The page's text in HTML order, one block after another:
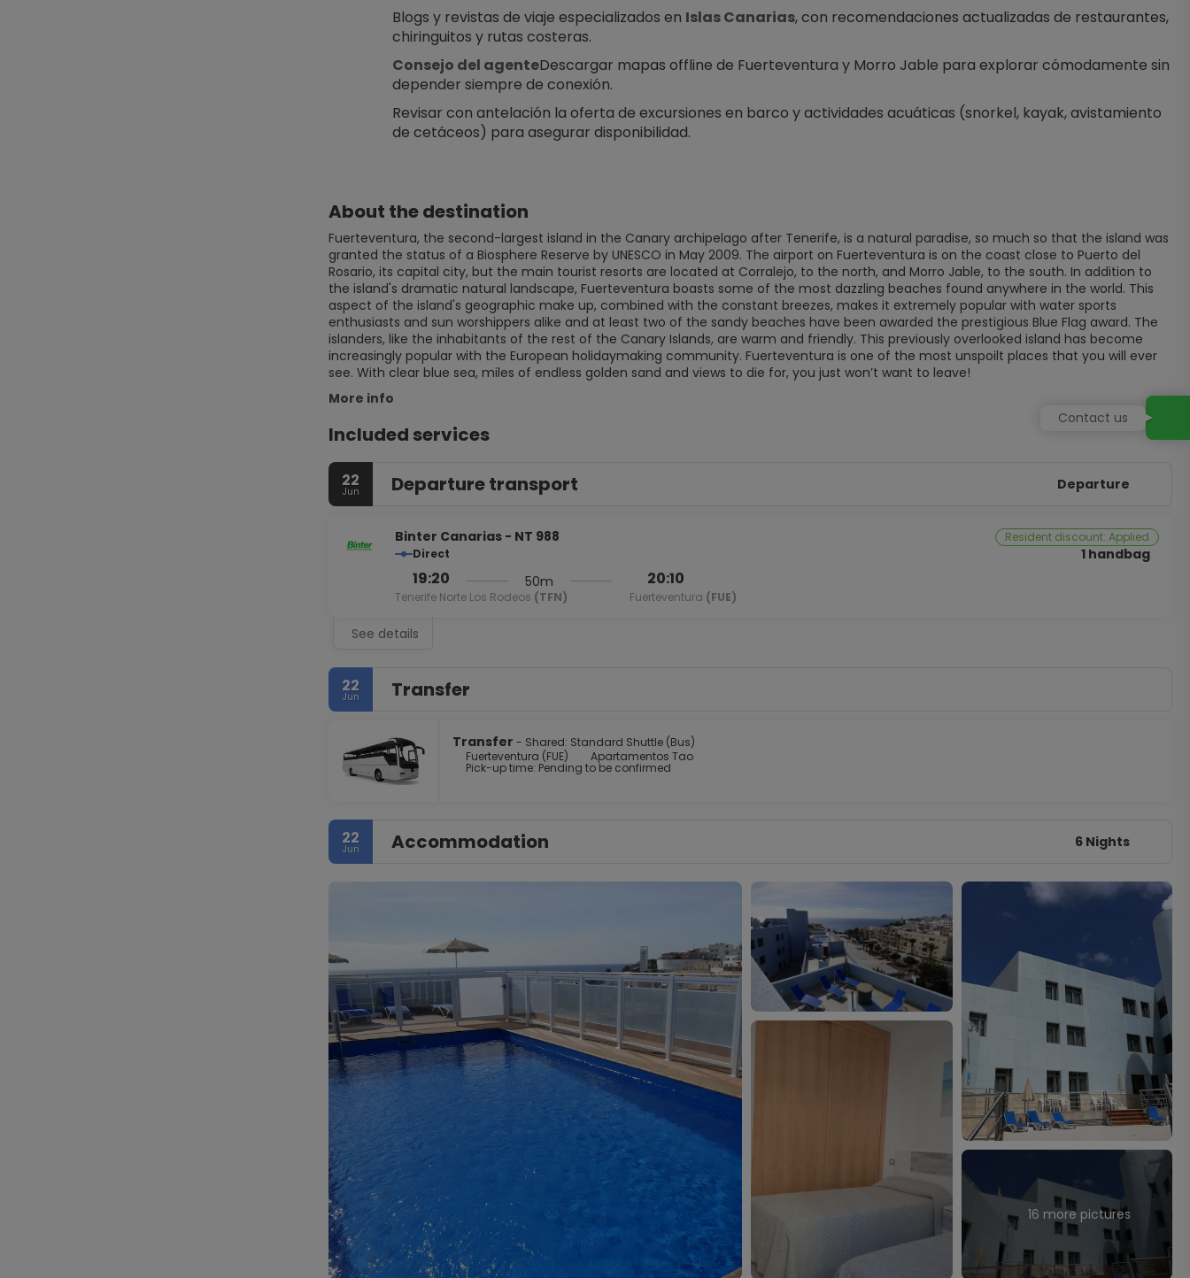
Blogs y revistas de viaje especializados en Islas Canarias, con recomendaciones actualizadas de restaurantes,
chiringuitos y rutas costeras.
Consejo del agenteDescargar mapas offline de Fuerteventura y Morro Jable para explorar cómodamente sin
depender siempre de conexión.
Revisar con antelación la oferta de excursiones en barco y actividades acuáticas (snorkel, kayak, avistamiento
de cetáceos) para asegurar disponibilidad.
About the destination
Fuerteventura, the second-largest island in the Canary archipelago after Tenerife, is a natural paradise, so much so that the island was
granted the status of a Biosphere Reserve by UNESCO in May 2009. The airport on Fuerteventura is on the coast close to Puerto del
Rosario, its capital city, but the main tourist resorts are located at Corralejo, to the north, and Morro Jable, to the south. In addition to
the island's dramatic natural landscape, Fuerteventura boasts some of the most dazzling beaches found anywhere in the world. This
aspect of the island's geographic make up, combined with the constant breezes, makes it extremely popular with water sports
enthusiasts and sun worshippers alike and at least two of the sandy beaches have been awarded the prestigious Blue Flag award. The
islanders, like the inhabitants of the rest of the Canary Islands, are warm and friendly. This previously overlooked island has become
increasingly popular with the European holidaymaking community. Fuerteventura is one of the most unspoilt places that you will ever
see. With clear blue sea, miles of endless golden sand and views to die for, you just won’t want to leave!
More info
Included services
22
Jun Departure transport Departure
Binter Canarias - NT 988
Direct
19:20
Tenerife Norte Los Rodeos (TFN)
50m 20:10
Fuerteventura (FUE)
Resident discount: Applied
1 handbag
See details
22
Jun Transfer
Transfer - Shared: Standard Shuttle (Bus)
Fuerteventura (FUE)
Apartamentos Tao
Pick-up time: Pending to be confirmed
22
Jun Accommodation 6 Nights
16 more pictures
Contact us